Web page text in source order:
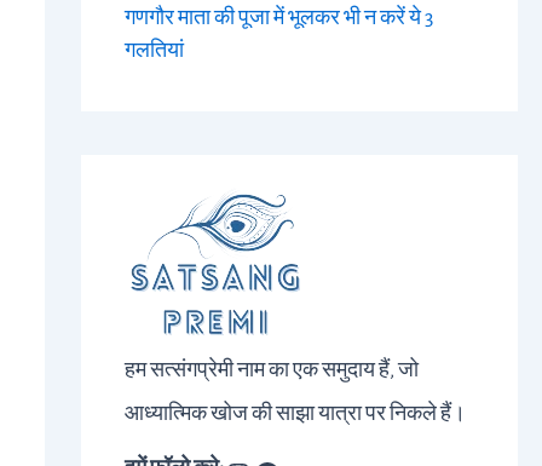
गणगौर माता की पूजा में भूलकर भी न करें ये 3
गलतियां
हम सत्संगप्रेमी नाम का एक समुदाय हैं, जो
आध्यात्मिक खोज की साझा यात्रा पर निकले हैं।